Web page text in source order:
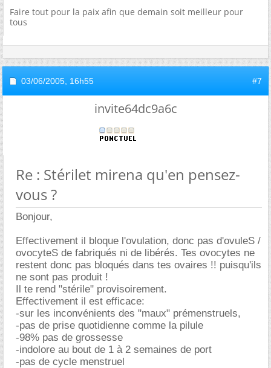
Faire tout pour la paix afin que demain soit meilleur pour
tous
03/06/2005, 16h55 #7
invite64dc9a6c
Re : Stérilet mirena qu'en pensez-
vous ?
Bonjour,
Effectivement il bloque l'ovulation, donc pas d'ovuleS /
ovocyteS de fabriqués ni de libérés. Tes ovocytes ne
restent donc pas bloqués dans tes ovaires !! puisqu'ils
ne sont pas produit !
Il te rend "stérile" provisoirement.
Effectivement il est efficace:
-sur les inconvénients des "maux" prémenstruels,
-pas de prise quotidienne comme la pilule
-98% pas de grossesse
-indolore au bout de 1 à 2 semaines de port
-pas de cycle menstruel